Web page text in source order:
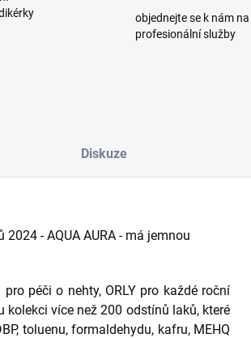
objednejte se k nám na
profesionální služby
Diskuze
- AQUA AURA - má jemnou
péči o nehty, ORLY pro každé roční
více než 200 odstínů laků, které
toluenu, formaldehydu, kafru, MEHQ